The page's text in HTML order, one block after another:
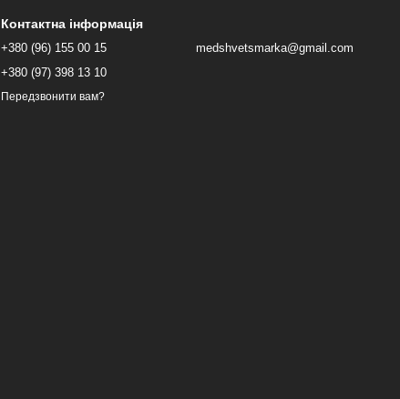
Контактна інформація
+380 (96) 155 00 15
+380 (97) 398 13 10
Передзвонити вам?
medshvetsmarka@gmail.com